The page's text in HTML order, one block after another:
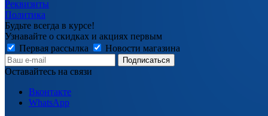
Реквизиты
Политика
Будьте всегда в курсе!
Узнавайте о скидках и акциях первым
Первая рассылка
Новости магазина
Оставайтесь на связи
Вконтакте
WhatsApp